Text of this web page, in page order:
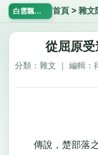
白雲飄飄網 首頁 > 雜文
從屈原
分類：雜文 ｜ 編輯：
傳說，楚部落之